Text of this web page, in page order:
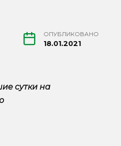
ОПУБЛИКОВАНО
18.01.2021
сутки на